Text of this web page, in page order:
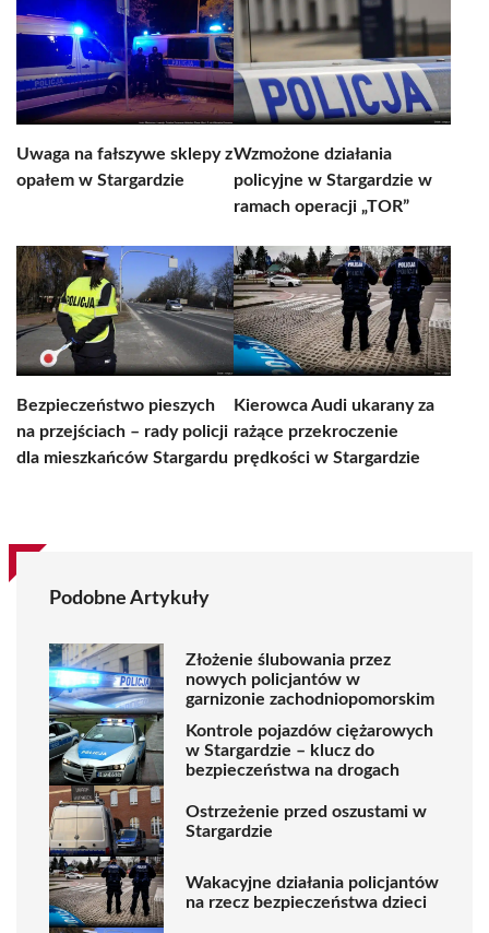
Uwaga na fałszywe sklepy z
opałem w Stargardzie
Wzmożone działania
policyjne w Stargardzie w
ramach operacji „TOR”
Bezpieczeństwo pieszych
na przejściach – rady policji
dla mieszkańców Stargardu
Kierowca Audi ukarany za
rażące przekroczenie
prędkości w Stargardzie
Podobne Artykuły
Złożenie ślubowania przez
nowych policjantów w
garnizonie zachodniopomorskim
Kontrole pojazdów ciężarowych
w Stargardzie – klucz do
bezpieczeństwa na drogach
Ostrzeżenie przed oszustami w
Stargardzie
Wakacyjne działania policjantów
na rzecz bezpieczeństwa dzieci